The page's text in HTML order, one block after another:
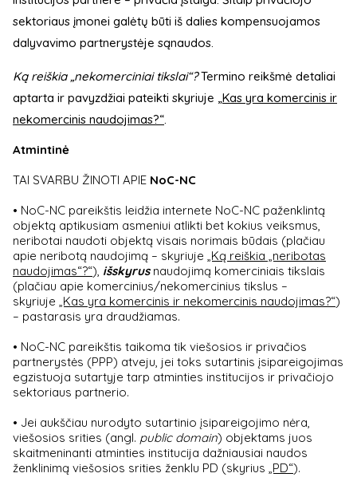
sektoriaus įmonei galėtų būti iš dalies kompensuojamos
dalyvavimo partnerystėje sąnaudos.
Ką reiškia „nekomerciniai tikslai“?Termino reikšmė detaliai
aptarta ir pavyzdžiai pateikti skyriuje „Kas yra komercinis ir
nekomercinis naudojimas?“
Atmintinė
TAI SVARBU ŽINOTI APIE NoC-NC
• NoC-NC pareikštis leidžia internete NoC-NC paženklintą
objektą aptikusiam asmeniui atlikti bet kokius veiksmus,
neribotai naudoti objektą visais norimais būdais (plačiau
apie neribotą naudojimą – skyriuje „Ką reiškia „neribotas
naudojimas“?“), išskyrus naudojimą komerciniais tikslais
(plačiau apie komercinius/nekomercinius tikslus –
skyriuje „Kas yra komercinis ir nekomercinis naudojimas?“)
– pastarasis yra draudžiamas.
• NoC-NC pareikštis taikoma tik viešosios ir privačios
partnerystės (PPP) atveju, jei toks sutartinis įsipareigojimas
egzistuoja sutartyje tarp atminties institucijos ir privačiojo
sektoriaus partnerio.
• Jei aukščiau nurodyto sutartinio įsipareigojimo nėra,
viešosios srities (angl. public domain) objektams juos
skaitmeninanti atminties institucija dažniausiai naudos
ženklinimą viešosios srities ženklu PD (skyrius „PD“).